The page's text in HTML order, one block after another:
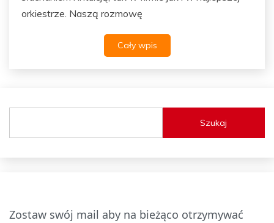
orkiestrze. Naszą rozmowę
Cały wpis
Szukaj
Zostaw swój mail aby na bieżąco otrzymywać